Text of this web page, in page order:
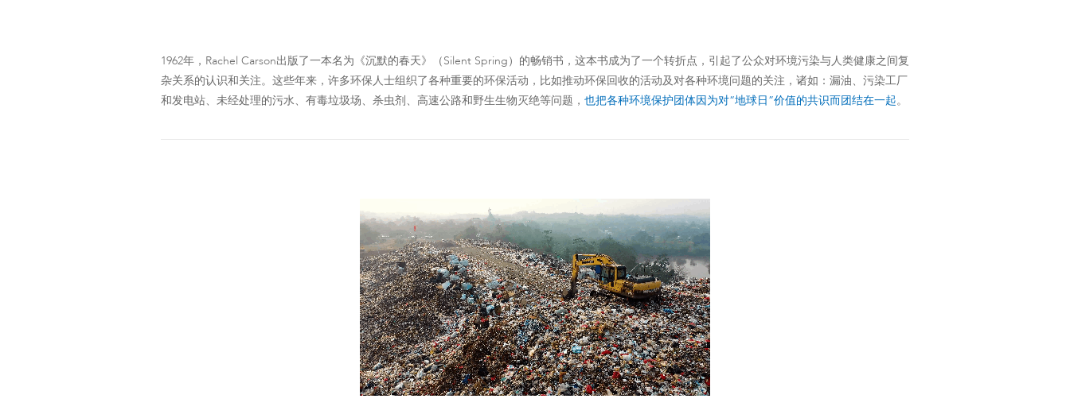
1962年，Rachel Carson出版了一本名为《沉默的春天》（Silent Spring）的畅销书，这本书成为了一个转折点，引起了公众对环境污染与人类健康之间复
杂关系的认识和关注。这些年来，许多环保人士组织了各种重要的环保活动，比如推动环保回收的活动及对各种环境问题的关注，诸如：漏油、污染工厂
和发电站、未经处理的污水、有毒垃圾场、杀虫剂、高速公路和野生生物灭绝等问题， 也把各种环境保护团体因为对“地球日”价值的共识而团结在一起。